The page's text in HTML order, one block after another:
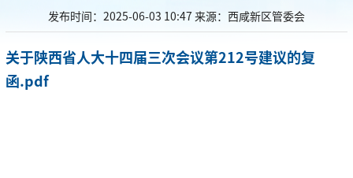
发布时间：2025-06-03 10:47来源：西咸新区管委会
关于陕西省人大十四届三次会议第212号建议的复
函.pdf